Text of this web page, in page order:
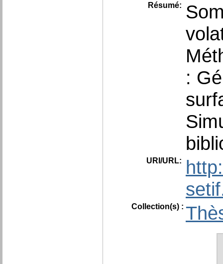
Résumé:
:
URI/URL:
Collection(s) :